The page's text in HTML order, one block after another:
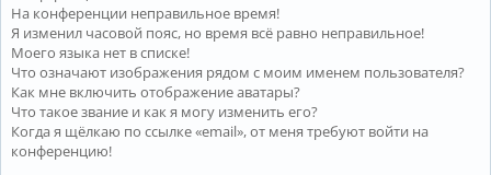
На конференции неправильное время!
Я изменил часовой пояс, но время всё равно неправильное!
Моего языка нет в списке!
Что означают изображения рядом с моим именем пользователя?
Как мне включить отображение аватары?
Что такое звание и как я могу изменить его?
Когда я щёлкаю по ссылке «email», от меня требуют войти на
конференцию!